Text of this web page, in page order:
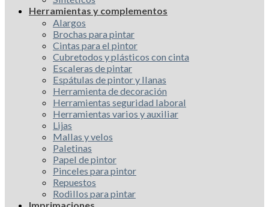
Herramientas y complementos
Alargos
Brochas para pintar
Cintas para el pintor
Cubretodos y plásticos con cinta
Escaleras de pintar
Espátulas de pintor y llanas
Herramienta de decoración
Herramientas seguridad laboral
Herramientas varios y auxiliar
Lijas
Mallas y velos
Paletinas
Papel de pintor
Pinceles para pintor
Repuestos
Rodillos para pintar